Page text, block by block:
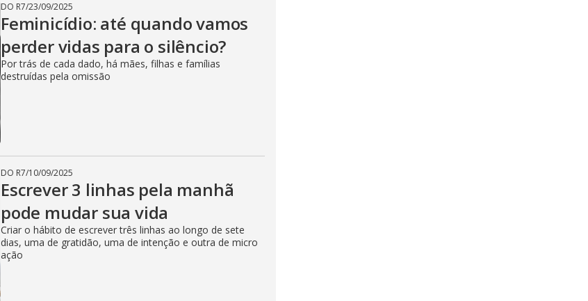
DO R7/23/09/2025
Feminicídio: até quando vamos
perder vidas para o silêncio?
Por trás de cada dado, há mães, filhas e famílias
destruídas pela omissão
DO R7/10/09/2025
Escrever 3 linhas pela manhã
pode mudar sua vida
Criar o hábito de escrever três linhas ao longo de sete
dias, uma de gratidão, uma de intenção e outra de micro
ação